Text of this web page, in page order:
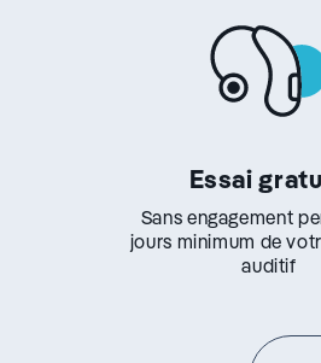
Essai
Sans engagement
jours minimum de
auditif